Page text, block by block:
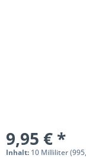
9,95 € *
Inhalt: 10 Milliliter